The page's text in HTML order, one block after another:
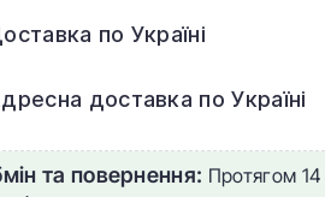
по Україні
доставка по Україні
та повернення: Протягом